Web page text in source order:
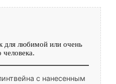
для любимой или очень
человека.
с нанесенным